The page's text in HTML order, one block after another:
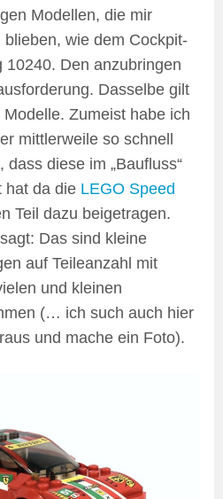
Modellen, die mir
wie dem Cockpit-
10240. Den anzubringen
Dasselbe gilt
Zumeist habe ich
mittlerweile so schnell
diese im „Baufluss“
hat da die LEGO Speed
Teil dazu beigetragen.
Das sind kleine
auf Teileanzahl mit
und kleinen
(… ich such auch hier
und mache ein Foto).